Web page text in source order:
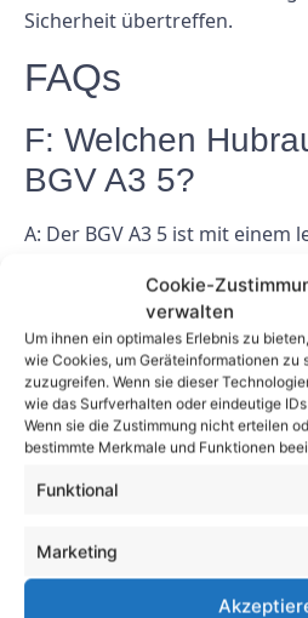
Cookie-
verwalten
Um ihnen ein optimales Erlebnis zu
wie Cookies, um Geräteinformationen zu
zuzugreifen. Wenn sie dieser
wie das Surfverhalten oder eindeutige
Wenn sie die Zustimmung nicht erteilen
bestimmte Merkmale und Funktionen
Funktional
Marketing
Sicherheit übertreffen.
FAQs
F: Welchen
BGV A3 5?
A: Der BGV A3 5 ist mit
ausgestattet. Dieser Motor
beeindruckende Leistung auf
gleichzeitig für eine
Kraftstoffeffizienz.
F: Verfügt der
erweiterte
A: Ja, der BGV A3 5 ist mit
Sicherheitsfunktionen